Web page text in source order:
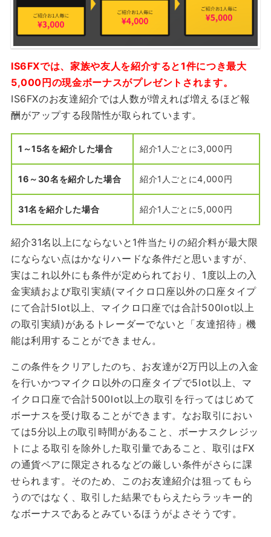
IS6FXでは、家族や友人を紹介すると1件につき最大
5,000円の現金ボーナスがプレゼントされます。
IS6FXのお友達紹介では人数が増えれば増えるほど報
酬がアップする段階性が取られています。
1 ～15名を紹介した場合 紹介1人ごとに3,000円
16 ～30名を紹介した場合 紹介1人ごとに4,000円
31名を紹介した場合 紹介1人ごとに5,000円
紹介31名以上にならないと1件当たりの紹介料が最大限
にならない点はかなりハードな条件だと思いますが、
実はこれ以外にも条件が定められており、1度以上の入
金実績および取引実績(マイクロ口座以外の口座タイプ
にて合計5lot以上、マイクロ口座では合計500lot以上
の取引実績)があるトレーダーでないと「友達招待」機
能は利用することができません。
この条件をクリアしたのち、お友達が2万円以上の入金
を行いかつマイクロ以外の口座タイプで5lot以上、マ
イクロ口座で合計500lot以上の取引を行ってはじめて
ボーナスを受け取ることができます。なお取引におい
ては5分以上の取引時間があること、ボーナスクレジッ
トによる取引を除外した取引量であること、取引はFX
の通貨ペアに限定されるなどの厳しい条件がさらに課
せられます。そのため、このお友達紹介は狙ってもら
うのではなく、取引した結果でもらえたらラッキー的
なボーナスであるとみているほうがよさそうです。